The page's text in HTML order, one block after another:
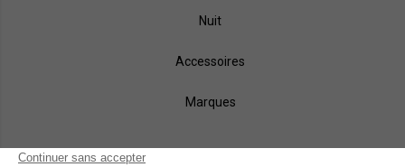
Nuit
Accessoires
Marques
NOS MÉTHODES DE PAIEMENT